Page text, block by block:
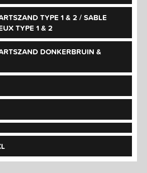
TYPE 1 & 2 / SABLE
TYPE 1 & 2
DONKERBRUIN &